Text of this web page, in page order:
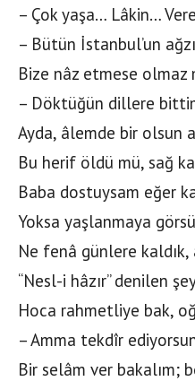
– Çok yaşa… Lâkin…
– Bütün İstanbul’un
Bize nâz etmese olmaz
– Döktüğün dillere
Ayda, âlemde bir olsun
Bu herif öldü mü, sağ
Baba dostuysam eğer
Yoksa yaşlanmaya
Ne fenâ günlere kaldık,
“Nesl-i hâzır” denilen
Hoca rahmetliye bak,
– Amma tekdîr
Bir selâm ver bakalım;